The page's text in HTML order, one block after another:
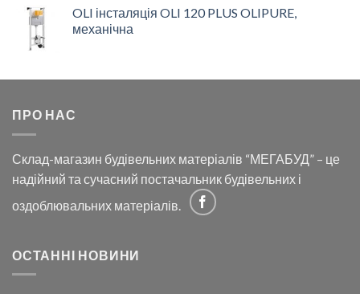
OLI інсталяція OLI 120 PLUS OLIPURE,
механічна
ПРО НАС
Склад-магазин будівельних матеріалів “МЕГАБУД” – це
надійний та сучасний постачальник будівельних і
оздоблювальних матеріалів.
ОСТАННІ НОВИНИ